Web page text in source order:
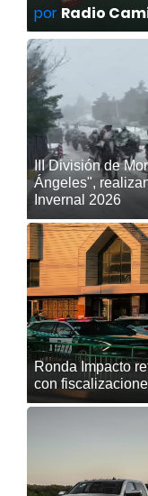
por Radio
III División de
Ángeles",
Invernal 2026
Ronda Impacto
con